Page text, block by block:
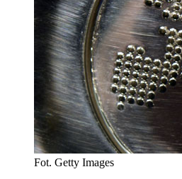
Fot. Getty Images